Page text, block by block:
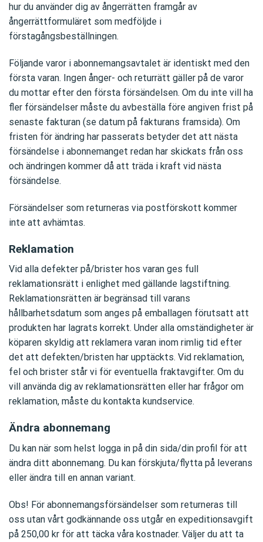
hur du använder dig av ångerrätten framgår av
ångerrättformuläret som medföljde i
förstagångsbeställningen.
Följande varor i abonnemangsavtalet är identiskt med den
första varan. Ingen ånger- och returrätt gäller på de varor
du mottar efter den första försändelsen. Om du inte vill ha
fler försändelser måste du avbeställa före angiven frist på
senaste fakturan (se datum på fakturans framsida). Om
fristen för ändring har passerats betyder det att nästa
försändelse i abonnemanget redan har skickats från oss
och ändringen kommer då att träda i kraft vid nästa
försändelse.
Försändelser som returneras via postförskott kommer
inte att avhämtas.
Reklamation
Vid alla defekter på/brister hos varan ges full
reklamationsrätt i enlighet med gällande lagstiftning.
Reklamationsrätten är begränsad till varans
hållbarhetsdatum som anges på emballagen förutsatt att
produkten har lagrats korrekt. Under alla omständigheter är
köparen skyldig att reklamera varan inom rimlig tid efter
det att defekten/bristen har upptäckts. Vid reklamation,
fel och brister står vi för eventuella fraktavgifter. Om du
vill använda dig av reklamationsrätten eller har frågor om
reklamation, måste du kontakta kundservice.
Ändra abonnemang
Du kan när som helst logga in på din sida/din profil för att
ändra ditt abonnemang. Du kan förskjuta/flytta på leverans
eller ändra till en annan variant.
Obs! För abonnemangsförsändelser som returneras till
oss utan vårt godkännande oss utgår en expeditionsavgift
på 250,00 kr för att täcka våra kostnader. Väljer du att ta